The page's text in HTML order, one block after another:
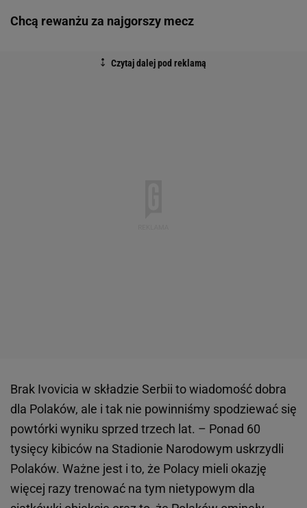
Chcą rewanżu za najgorszy mecz
Brak Ivovicia w składzie Serbii to wiadomość dobra
dla Polaków, ale i tak nie powinniśmy spodziewać się
powtórki wyniku sprzed trzech lat. – Ponad 60
tysięcy kibiców na Stadionie Narodowym uskrzydli
Polaków. Ważne jest i to, że Polacy mieli okazję
więcej razy trenować na tym nietypowym dla